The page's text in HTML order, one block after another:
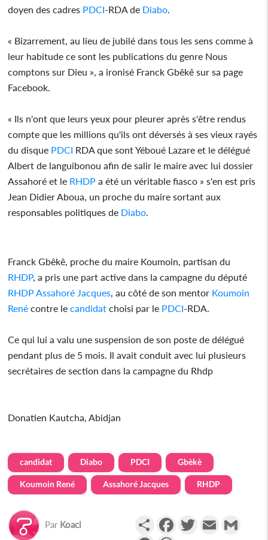
doyen des cadres PDCI-RDA de Diabo
« Bizarrement, au lieu de jubilé dans tous les sens comme à
leur habitude ce sont les publications du genre Nous
comptons sur Dieu », a ironisé Franck Gbêkê sur sa page
Facebook.
« Ils n'ont que leurs yeux pour pleurer après s'être rendus
compte que les millions qu'ils ont déversés à ses vieux rayés
du disque PDCI RDA que sont Yéboué Lazare et le délégué
Albert de languibonou afin de salir le maire avec lui dossier
Assahoré et le RHDP a été un véritable fiasco » s'en est pris
Jean Didier Aboua, un proche du maire sortant aux
responsables politiques de Diabo
Franck Gbêkê, proche du maire Koumoin, partisan du
RHDP, a pris une part active dans la campagne du député
RHDP Assahoré Jacques , au côté de son mentor Koumoin
René contre lecandidat choisi par le PDCI-RDA.
Ce qui lui a valu une suspension de son poste de délégué
pendant plus de 5 mois. Il avait conduit avec lui plusieurs
secrétaires de section dans la campagne du Rhdp
Donatien Kautcha, Abidjan
candidat Diabo PDCI Gbèkè
Koumoin René Assahoré Jacques RHDP
Par Koaci PartagerFacebookTwitterEmail